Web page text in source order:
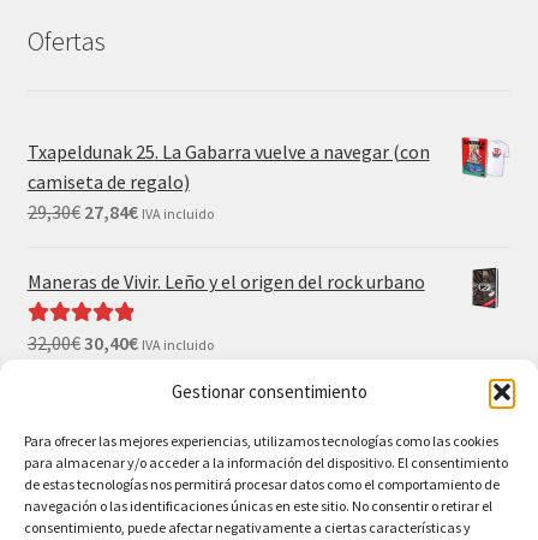
Gestionar consentimiento
Para ofrecer las mejores experiencias, utilizamos tecnologías como las cookies
para almacenar y/o acceder a la información del dispositivo. El consentimiento
de estas tecnologías nos permitirá procesar datos como el comportamiento de
navegación o las identificaciones únicas en este sitio. No consentir o retirar el
consentimiento, puede afectar negativamente a ciertas características y
Ofertas
Txapeldunak 25. La Gabarra vuelve a navegar (con
camiseta de regalo)
29,30€ 27,84€ IVA incluido
Maneras de Vivir. Leño y el origen del rock urbano
Valorado con
32,00€30,40€ IVA incluido
camiseta y postales de regalo)
35,00€33,25€